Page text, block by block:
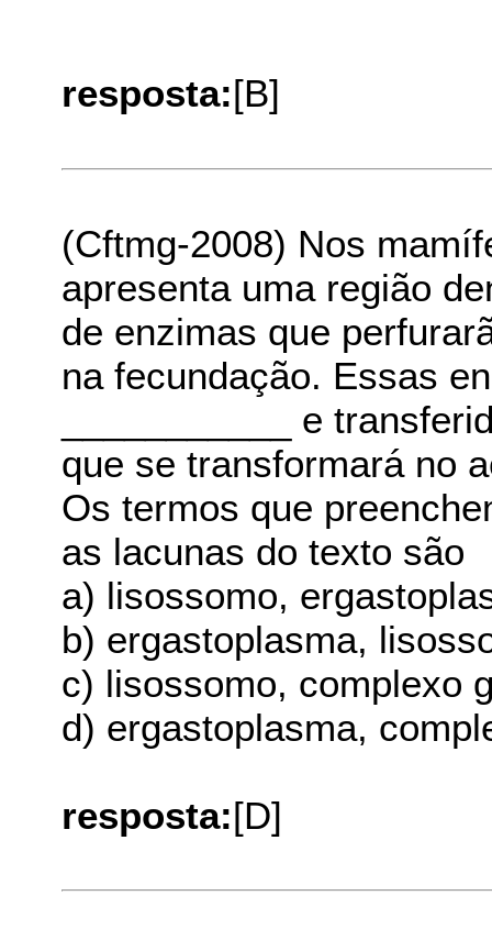
resposta:[B]
(Cftmg-2008) Nos
apresenta uma região
de enzimas que
na fecundação. Essas
___________ e
que se transformará no
Os termos que
as lacunas do texto são
a) lisossomo,
b) ergastoplasma,
c) lisossomo, complexo
d) ergastoplasma,
resposta:[D]